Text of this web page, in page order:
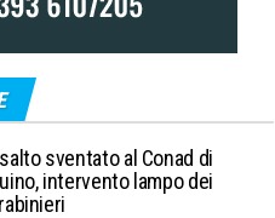
sventato al Conad di
intervento lampo dei